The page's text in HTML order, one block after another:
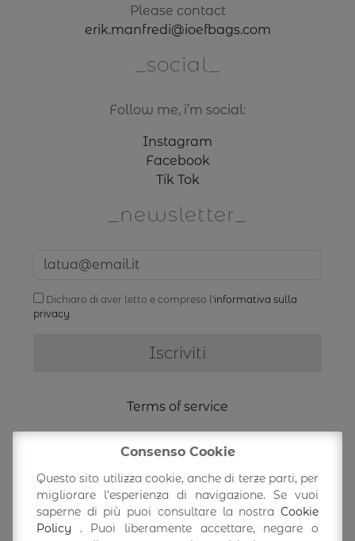
Please contact
erik.manfredi@ioefbags.com
social
Follow me, i’m social:
Instagram
Facebook
Tik Tok
newsletter
Dichiaro di aver letto e compreso l'informativa sulla
privacy.
Terms of service
Shipping Information
Return/exchange
Consenso Cookie
Questo sito utilizza cookie, anche di terze parti, per
migliorare l'esperienza di navigazione. Se vuoi
saperne di più puoi consultare la nostra Cookie
Policy . Puoi liberamente accettare, negare o